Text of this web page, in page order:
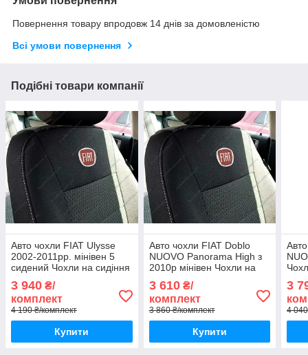
Повернення товару впродовж 14 днів за домовленістю
Всі умови повернення
Подібні товари компанії
Авто чохли FIAT Ulysse
2002-2011рр. мінівен 5
сидений Чохли на сидіння
3 940 ₴/
комплект
4 190 ₴/комплект
Купити
Авто чохли FIAT Doblo
NUOVO Panorama High з
2010р мінівен Чохли на
Панорама
3 610₴/
комплект
3 860 ₴/комплект
Купити
3
4